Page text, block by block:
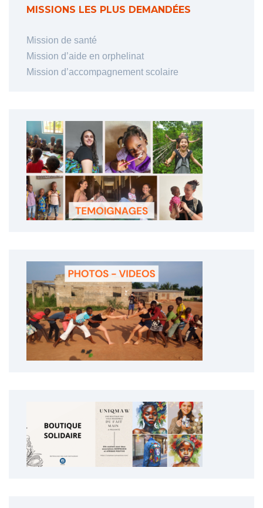
MISSIONS LES PLUS DEMANDÉES
Mission de santé
Mission d’aide en orphelinat
Mission d’accompagnement scolaire